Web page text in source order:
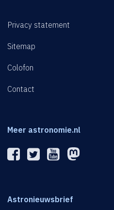
Privacy statement
Sitemap
Colofon
Contact
Meer astronomie.nl
Astronieuwsbrief